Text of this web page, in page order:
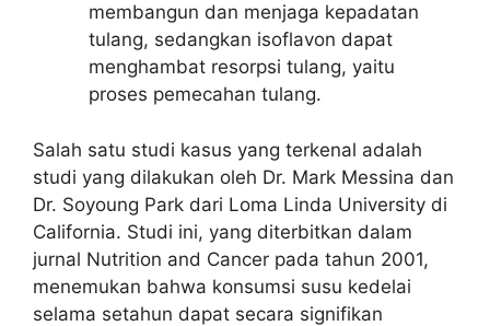
membangun dan menjaga kepadatan
tulang, sedangkan isoflavon dapat
menghambat resorpsi tulang, yaitu
proses pemecahan tulang.
Salah satu studi kasus yang terkenal adalah
studi yang dilakukan oleh Dr. Mark Messina dan
Dr. Soyoung Park dari Loma Linda University di
California. Studi ini, yang diterbitkan dalam
jurnal Nutrition and Cancer pada tahun 2001,
menemukan bahwa konsumsi susu kedelai
selama setahun dapat secara signifikan